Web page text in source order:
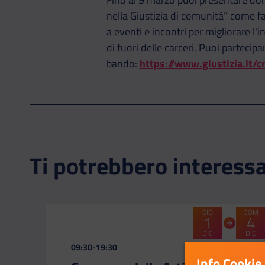
nella Giustizia di comunità” come
a eventi e incontri per migliorare
di fuori delle carceri. Puoi
bando: https://www.giustizia.it/
Ti potrebbero
GIO
1
DIC
DOM
4
DIC
CATEGORIA:
09:30-19:30